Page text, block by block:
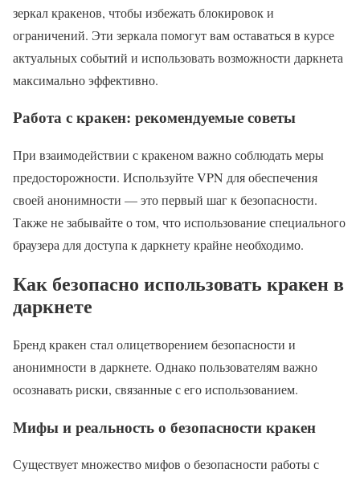
зеркал кракенов, чтобы избежать блокировок и
ограничений. Эти зеркала помогут вам оставаться в курсе
актуальных событий и использовать возможности даркнета
максимально эффективно.
Работа с кракен: рекомендуемые советы
При взаимодействии с кракеном важно соблюдать меры
предосторожности. Используйте VPN для обеспечения
своей анонимности — это первый шаг к безопасности.
Также не забывайте о том, что использование специального
браузера для доступа к даркнету крайне необходимо.
Как безопасно использовать кракен в
даркнете
Бренд кракен стал олицетворением безопасности и
анонимности в даркнете. Однако пользователям важно
осознавать риски, связанные с его использованием.
Мифы и реальность о безопасности кракен
Существует множество мифов о безопасности работы с